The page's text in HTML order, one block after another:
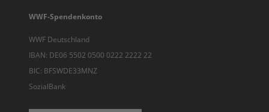
WWF-Spendenkonto
WWF Deutschland
IBAN: DE06 5502 0500 0222 2222 22
BIC: BFSWDE33MNZ
SozialBank